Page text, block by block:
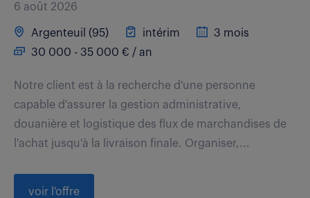
6 août 2026
Argenteuil (95) intérim
3 mois
30 000 - 35 000 € / an
Notre client est à la recherche d'une personne
capable d'assurer la gestion administrative,
douanière et logistique des flux de marchandises de
l'achat jusqu'à la livraison finale. Organiser,...
voir l'offre